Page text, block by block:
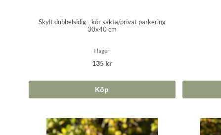
Skylt dubbelsidig - kör sakta/privat parkering
30x40 cm
I lager
135 kr
Köp